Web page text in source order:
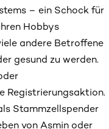
– ein Schock für
Hobbys
andere Betroffene
gesund zu werden.
Registrierungsaktion.
Stammzellspender
von Asmin oder